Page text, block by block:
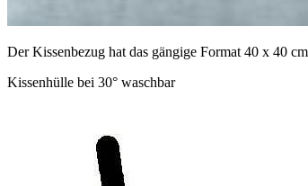
Der Kissenbezug hat das gängige Format 40 x 40
Kissenhülle bei 30° waschbar